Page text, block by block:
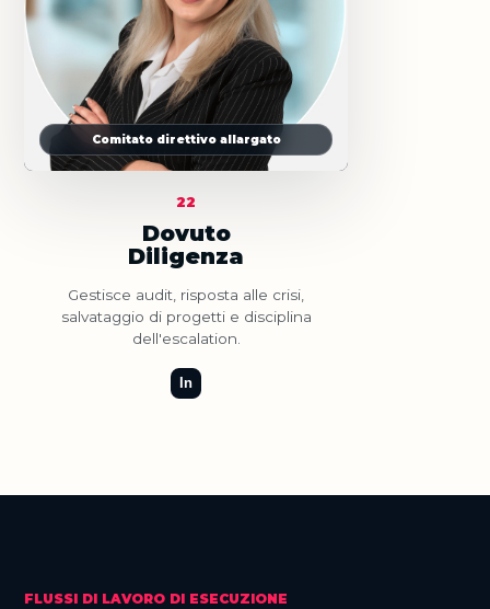
Comitato direttivo allargato
22
Dovuto
Diligenza
Gestisce audit, risposta alle crisi,
salvataggio di progetti e disciplina
dell'escalation.
In
FLUSSI DI LAVORO DI ESECUZIONE